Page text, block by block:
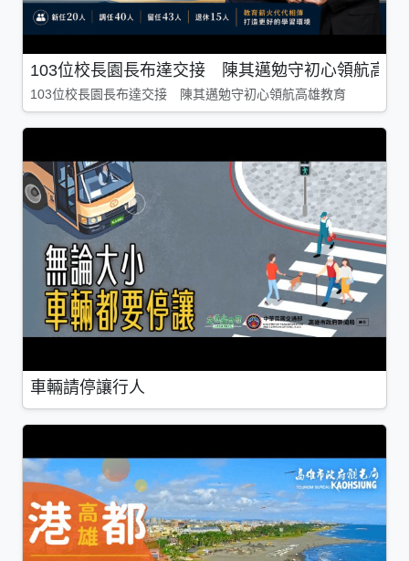
103位校長園長布達交接 陳其邁勉守初心領航高雄
103位校長園長布達交接 陳其邁勉守初心領航高雄教育
車輛請停讓行人